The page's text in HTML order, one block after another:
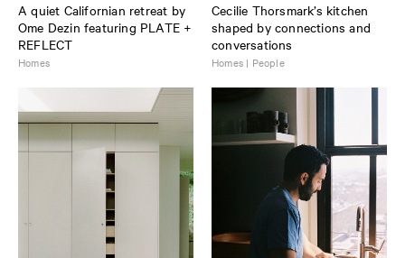
A quiet Californian retreat by
Ome Dezin featuring PLATE +
REFLECT
Homes
Cecilie Thorsmark’s kitchen
shaped by connections and
conversations
Homes | People